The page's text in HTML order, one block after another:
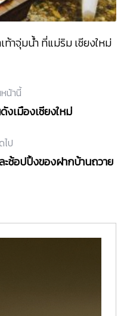
ท้าจุ่มน้ำ ที่แม่ริม เชียงใหม่
น้านี้
เมืองเชียงใหม่
ไป
ะช้อปปิ้งของฝากบ้านถวาย